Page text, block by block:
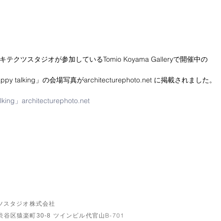
テクツスタジオが参加しているTomio Koyama Galleryで開催中の
talking」の会場写真がarchitecturephoto.net に掲載されました。
」architecturephoto.net
スタジオ株式会社
谷区猿楽町30-8 ツインビル代官山 B-701